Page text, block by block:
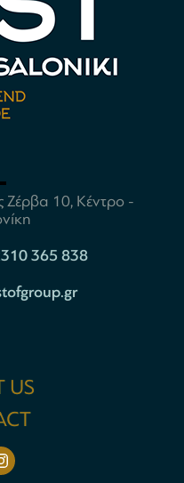
Ζέρβα 10, Κέντρο -
365 838
US